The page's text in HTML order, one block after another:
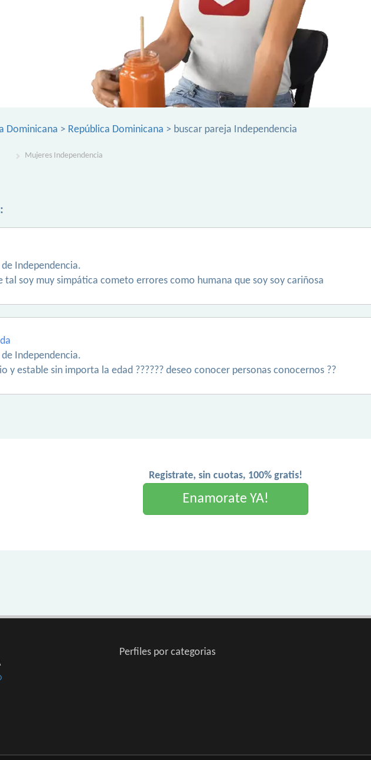
Dominicana > República Dominicana > buscar pareja Independencia
Mujeres Independencia
Independencia.
tal soy muy simpática cometo errores como humana que soy soy cariñosa
Independencia.
y estable sin importa la edad ?????? deseo conocer personas conocernos ??
Registrate, sin cuotas, 100% gratis!
Enamorate YA!
Perfiles por categorias